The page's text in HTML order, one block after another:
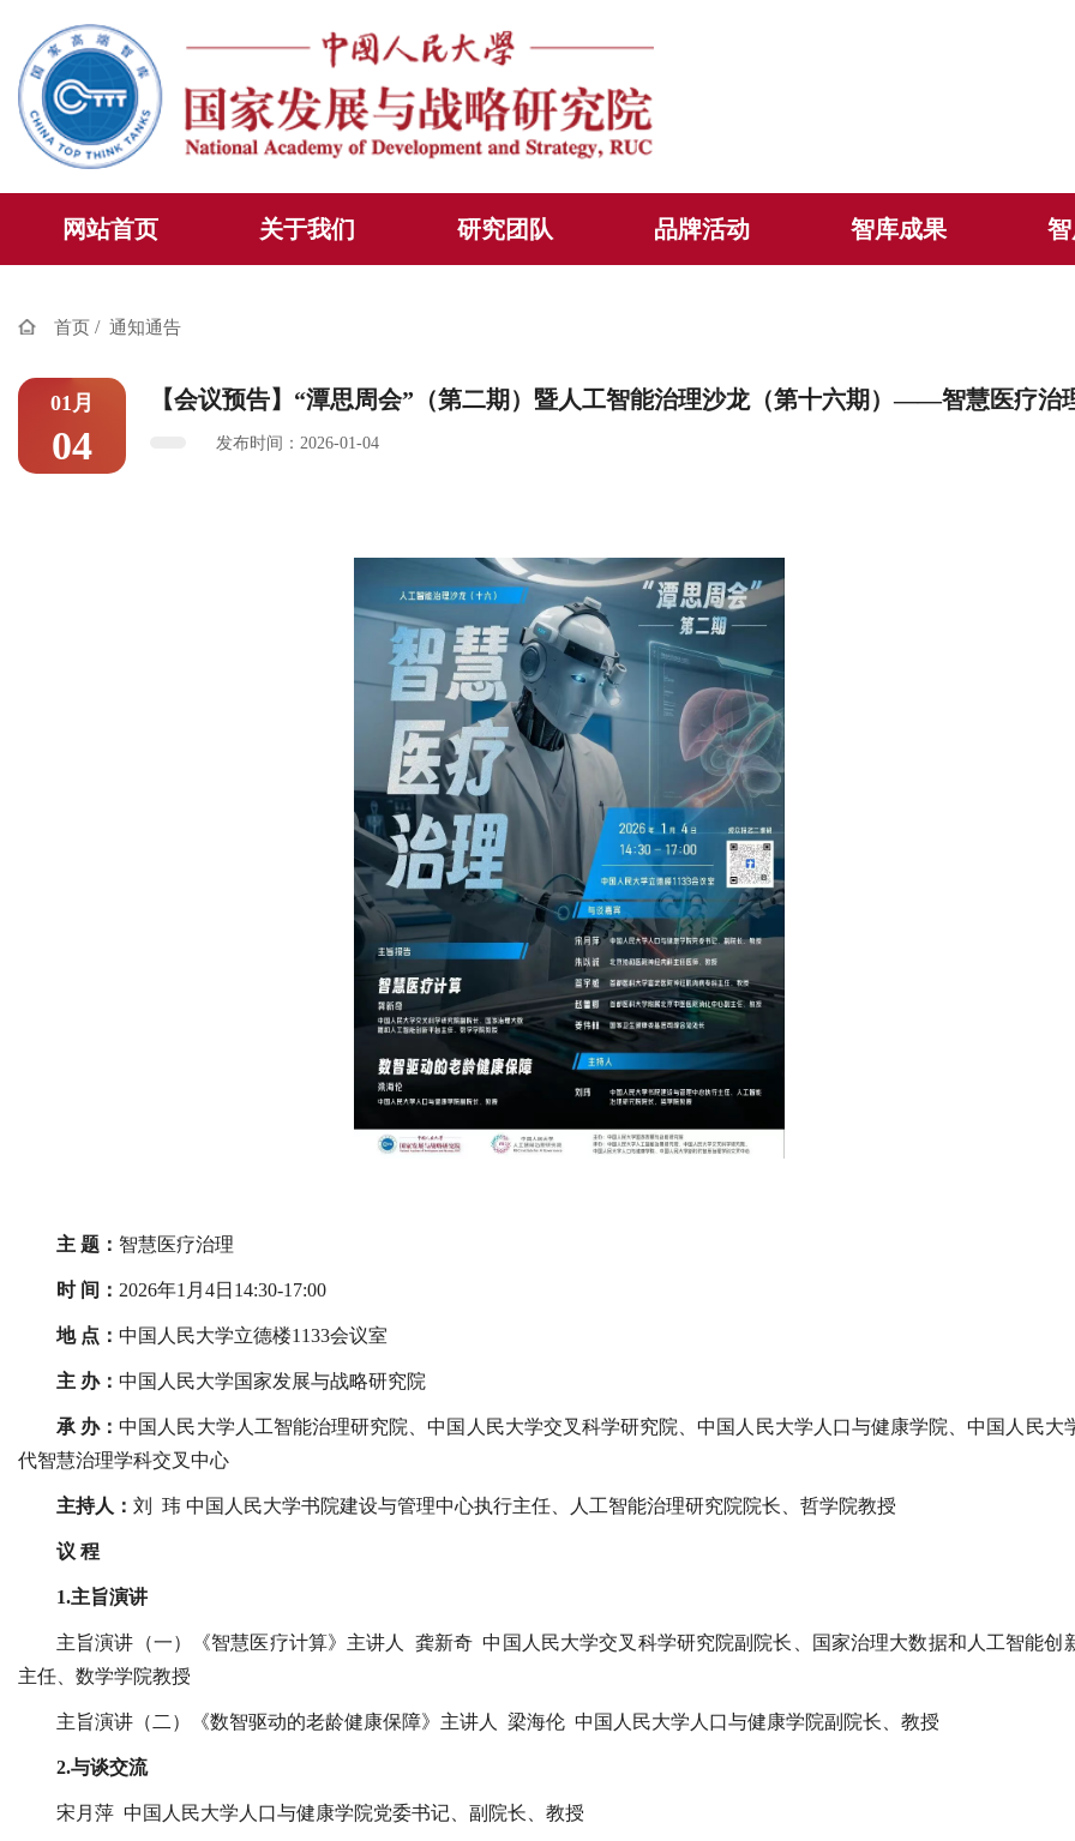
网站首页 关于我们 研究团队 品牌活动 智库成果
首页 / 通知通告
01月
04
【会议预告】“潭思周会”（第二期）暨人工智能治理沙龙（第十六期）——智慧医疗治
发布时间：2026-01-04
主 题： 智慧医疗治理
时 间： 2026年1月4日14:30-17:00
地 点： 中国人民大学立德楼1133会议室
主 办： 中国人民大学国家发展与战略研究院
承 办：中国人民大学人工智能治理研究院、中国人民大学交叉科学研究院、中国人民大学人口与健康学院、中国人民大
代智慧治理学科交叉中心
主持人： 刘 玮 中国人民大学书院建设与管理中心执行主任、人工智能治理研究院院长、哲学院教授
议 程
1.主旨演讲
主旨演讲（一）《智慧医疗计算》主讲人 龚新奇 中国人民大学交叉科学研究院副院长、国家治理大数据和人工智能创
主任、数学学院教授
主旨演讲（二）《数智驱动的老龄健康保障》主讲人 梁海伦 中国人民大学人口与健康学院副院长、教授
2.与谈交流
宋月萍 中国人民大学人口与健康学院党委书记、副院长、教授